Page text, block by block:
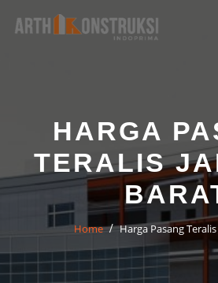
HARGA
TERALIS
Home Harga Pasang